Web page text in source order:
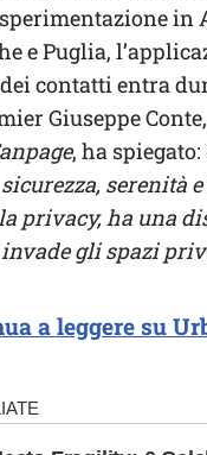
in
e Puglia,
contatti entra
Giuseppe
, ha spiegato:
serenità
privacy, ha una
gli spazi
a leggere su